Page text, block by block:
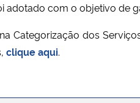
adotado com o objetivo de
na Categorização dos
clique aqui.